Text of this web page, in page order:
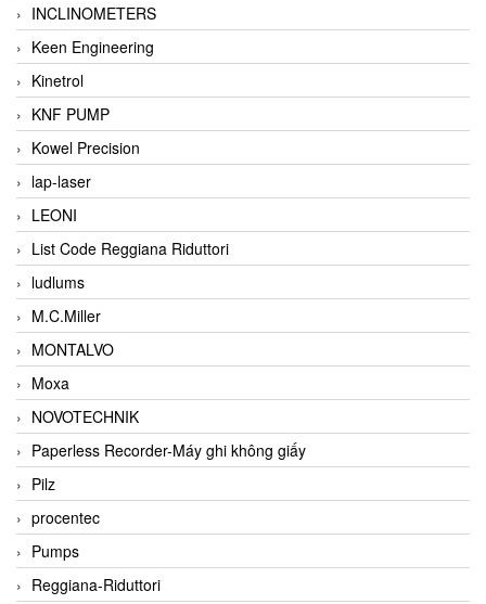
INCLINOMETERS
Keen Engineering
Kinetrol
KNF PUMP
Kowel Precision
lap-laser
LEONI
List Code Reggiana Riduttori
ludlums
M.C.Miller
MONTALVO
Moxa
NOVOTECHNIK
Paperless Recorder-Máy ghi không giấy
Pilz
procentec
Pumps
Reggiana-Riduttori